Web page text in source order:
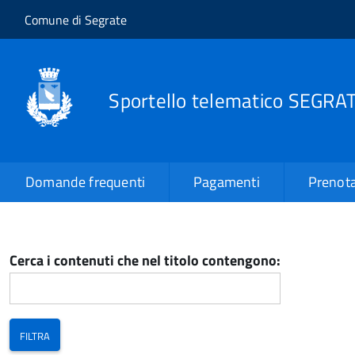
Salta al contenuto principale
Skip to site navigation
Comune di Segrate
Sportello telematico
Domande frequenti Pagamenti
Cerca i contenuti che nel titolo contengono: